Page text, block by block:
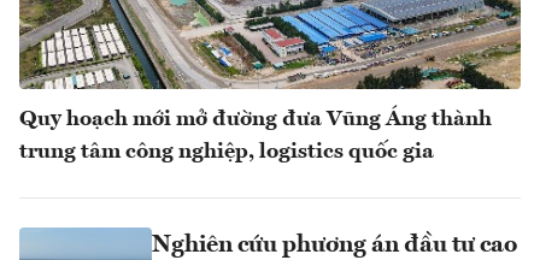
Quy hoạch mới mở đường đưa Vũng Áng thành
trung tâm công nghiệp, logistics quốc gia
Nghiên cứu phương án đầu tư cao